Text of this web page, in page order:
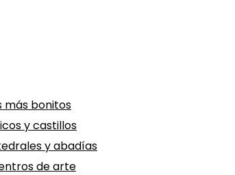
más bonitos
y castillos
y abadías
de arte